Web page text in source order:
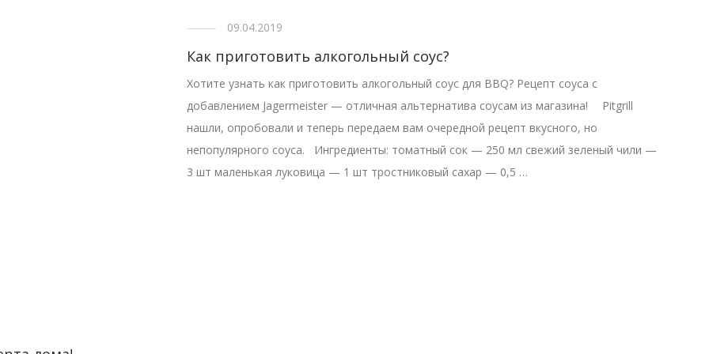
09.04.2019
Как приготовить алкогольный соус?
Хотите узнать как приготовить алкогольный соус для BBQ? Рецепт соуса с
добавлением Jagermeister — отличная альтернатива соусам из магазина! ⠀ Pitgrill
нашли, опробовали и теперь передаем вам очередной рецепт вкусного, но
непопулярного соуса. Ингредиенты: томатный сок — 250 мл свежий зеленый чили —
3 шт маленькая луковица — 1 шт тростниковый сахар — 0,5 …